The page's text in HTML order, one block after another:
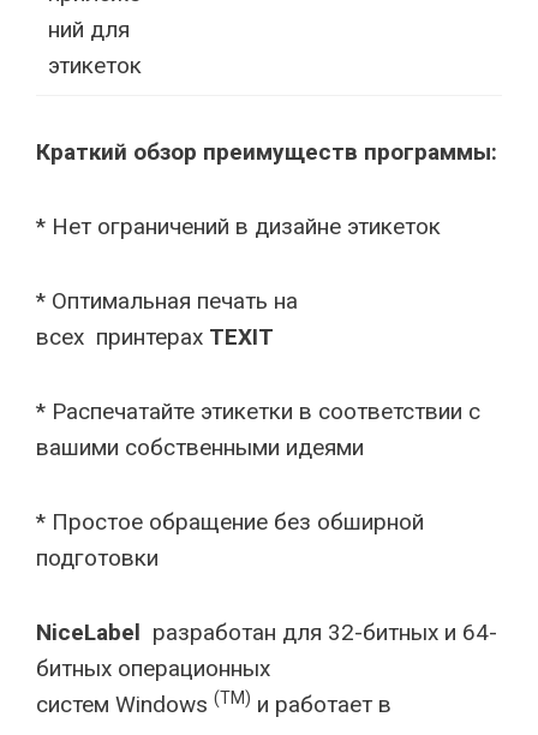
ний для
этикеток
Краткий обзор преимуществ программы:
* Нет ограничений в дизайне этикеток
* Оптимальная печать на
всех принтерах TEXIT
* Распечатайте этикетки в соответствии с
вашими собственными идеями
* Простое обращение без обширной
подготовки
NiceLabel разработан для 32-битных и 64-
битных операционных
систем Windows (TM) и работает в